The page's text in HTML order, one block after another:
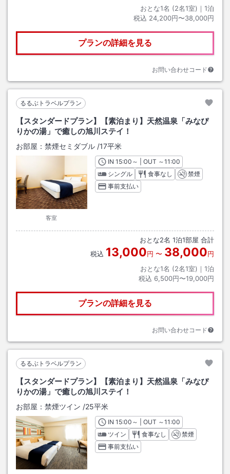
おとな1名 (2名1室)｜ 1泊
税込 24,200円〜38,000円
プランの詳細を見る
お問い合わせコード
るるぶトラベルプラン
【スタンダードプラン】【素泊まり】天然温泉「みなぴ
りかの湯」で癒しの旭川ステイ！
お部屋： 禁煙セミダブル /17平米
客室
INチェックイン
15:00 ～ | OUT チェックアウト
～11:00
シングル
食事なし
禁煙
事前支払い
おとな2名 1泊1部屋 合計
税込 13,000円 〜 38,000円
おとな1名 (2名1室)｜ 1泊
税込 6,500円〜19,000円
プランの詳細を見る
お問い合わせコード
るるぶトラベルプラン
【スタンダードプラン】【素泊まり】天然温泉「みなぴ
りかの湯」で癒しの旭川ステイ！
お部屋： 禁煙ツイン /25平米
INチェックイン
15:00 ～ | OUT チェックアウト
～11:00
ツイン
食事なし
禁煙
事前支払い